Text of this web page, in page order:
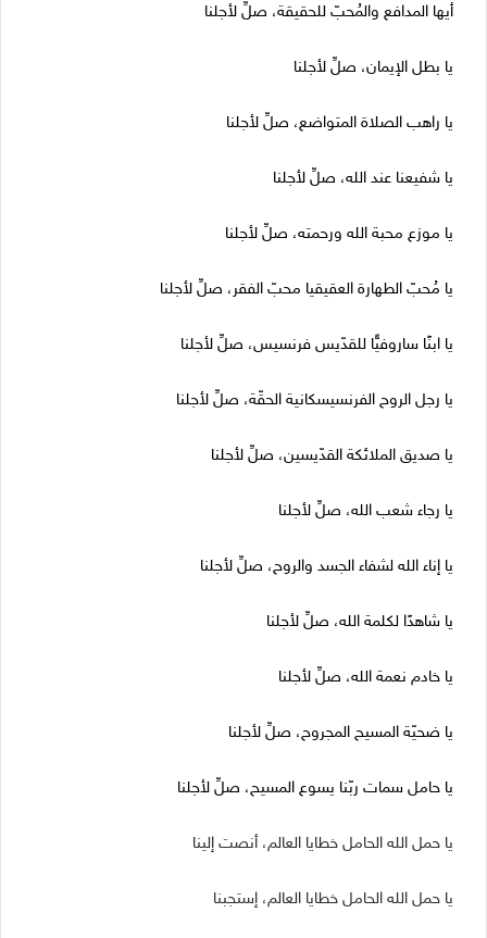
أيها المدافع والمُحبّ للحقيقة، صلِّ لأجلنا
يا بطل الإيمان، صلِّ لأجلنا
يا راهب الصلاة المتواضع، صلِّ لأجلنا
يا شفيعنا عند الله، صلِّ لأجلنا
يا موزع محبة الله ورحمته، صلِّ لأجلنا
يا مُحبّ الطهارة العقيقيا محبّ الفقر، صلِّ لأجلنا
يا ابنًا ساروفيًّا للقدّيس فرنسيس، صلِّ لأجلنا
يا رجل الروح الفرنسيسكانية الحقّة، صلِّ لأجلنا
يا صديق الملائكة القدّيسين، صلِّ لأجلنا
يا رجاء شعب الله، صلِّ لأجلنا
يا إناء الله لشفاء الجسد والروح، صلِّ لأجلنا
يا شاهدًا لكلمة الله، صلِّ لأجلنا
يا خادم نعمة الله، صلِّ لأجلنا
يا ضحيّة المسيح المجروح، صلِّ لأجلنا
يا حامل سمات ربّنا يسوع المسيح، صلِّ لأجلنا
يا حمل الله الحامل خطايا العالم، أنصت إلينا
يا حمل الله الحامل خطايا العالم، إستجبنا